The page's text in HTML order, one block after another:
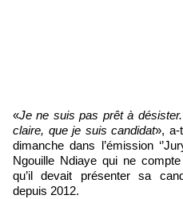
«Je ne suis pas prêt à désister. J’ai déjà indiqué de façon très
claire, que je suis candidat», a-
dimanche dans l’émission
Ngouille Ndiaye qui ne
qu’il devait présenter sa
depuis 2012.